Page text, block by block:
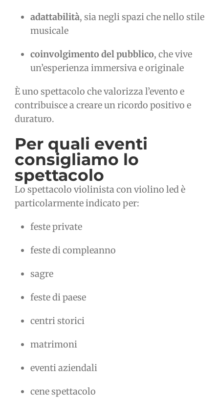
adattabilità, sia negli spazi che nello stile
musicale
coinvolgimento del pubblico, che vive
un’esperienza immersiva e originale
È uno spettacolo che valorizza l’evento e
contribuisce a creare un ricordo positivo e
duraturo.
Per quali eventi
consigliamo lo
spettacolo
Lo spettacolo violinista con violino led è
particolarmente indicato per:
feste private
feste di compleanno
sagre
feste di paese
centri storici
matrimoni
eventi aziendali
cene spettacolo